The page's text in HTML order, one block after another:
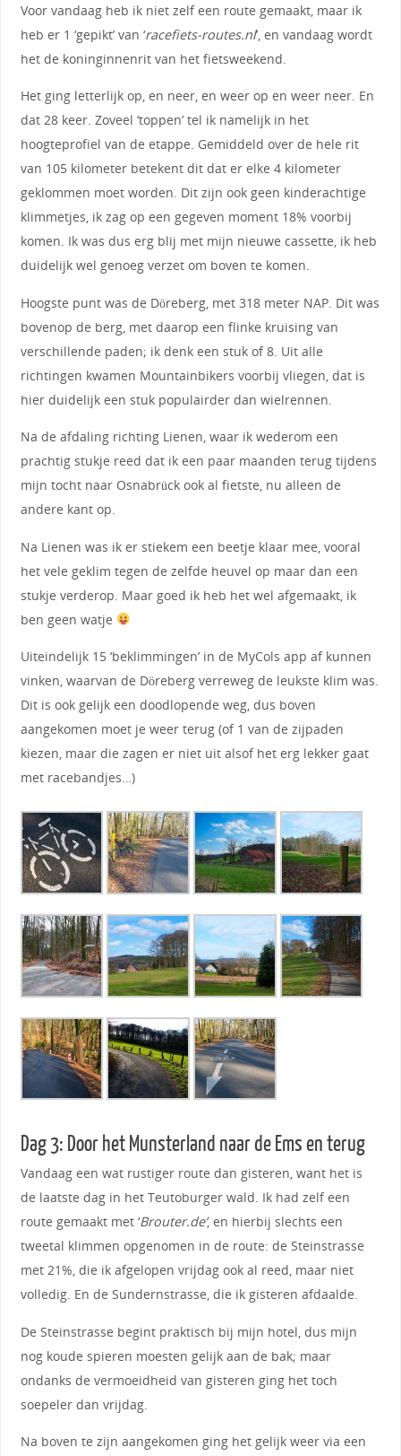
Voor vandaag heb ik niet zelf een route gemaakt, maar ik
heb er 1 ‘gepikt’ van ‘racefiets-routes.nl’, en vandaag wordt
het de koninginnenrit van het fietsweekend.
Het ging letterlijk op, en neer, en weer op en weer neer. En
dat 28 keer. Zoveel ‘toppen’ tel ik namelijk in het
hoogteprofiel van de etappe. Gemiddeld over de hele rit
van 105 kilometer betekent dit dat er elke 4 kilometer
geklommen moet worden. Dit zijn ook geen kinderachtige
klimmetjes, ik zag op een gegeven moment 18% voorbij
komen. Ik was dus erg blij met mijn nieuwe cassette, ik heb
duidelijk wel genoeg verzet om boven te komen.
Hoogste punt was de Döreberg, met 318 meter NAP. Dit was
bovenop de berg, met daarop een flinke kruising van
verschillende paden; ik denk een stuk of 8. Uit alle
richtingen kwamen Mountainbikers voorbij vliegen, dat is
hier duidelijk een stuk populairder dan wielrennen.
Na de afdaling richting Lienen, waar ik wederom een
prachtig stukje reed dat ik een paar maanden terug tijdens
mijn tocht naar Osnabrück ook al fietste, nu alleen de
andere kant op.
Na Lienen was ik er stiekem een beetje klaar mee, vooral
het vele geklim tegen de zelfde heuvel op maar dan een
stukje verderop. Maar goed ik heb het wel afgemaakt, ik
ben geen watje
Uiteindelijk 15 ‘beklimmingen’ in de MyCols app af kunnen
vinken, waarvan de Döreberg verreweg de leukste klim was.
Dit is ook gelijk een doodlopende weg, dus boven
aangekomen moet je weer terug (of 1 van de zijpaden
kiezen, maar die zagen er niet uit alsof het erg lekker gaat
met racebandjes…)
Dag 3: Door het Munsterland naar de Ems en terug
Vandaag een wat rustiger route dan gisteren, want het is
de laatste dag in het Teutoburger wald. Ik had zelf een
route gemaakt met ‘Brouter.de’, en hierbij slechts een
tweetal klimmen opgenomen in de route: de Steinstrasse
met 21%, die ik afgelopen vrijdag ook al reed, maar niet
volledig. En de Sundernstrasse, die ik gisteren afdaalde.
De Steinstrasse begint praktisch bij mijn hotel, dus mijn
nog koude spieren moesten gelijk aan de bak; maar
ondanks de vermoeidheid van gisteren ging het toch
soepeler dan vrijdag.
Na boven te zijn aangekomen ging het gelijk weer via een